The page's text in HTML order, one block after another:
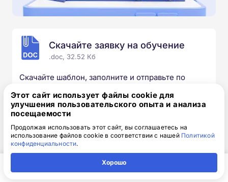
Скачайте заявку на обучение
.doc, 32.52 Кб
Скачайте шаблон, заполните и отправьте по
Обязательно укажите контактный номер телефон.
Наш специалист свяжется с вами и утонит все
Выбирайте курс под свои цели
Этот сайт использует файлы cookie для
улучшения пользовательского опыта и анализа
посещаемости
Продолжая использовать этот сайт, вы соглашаетесь на
использование файлов cookie в соответствии с нашей Политикой
конфиденциальности.
Хорошо